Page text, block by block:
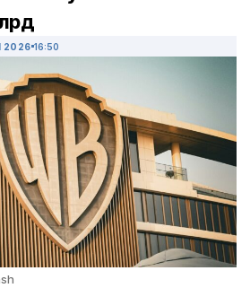
2026 16:50